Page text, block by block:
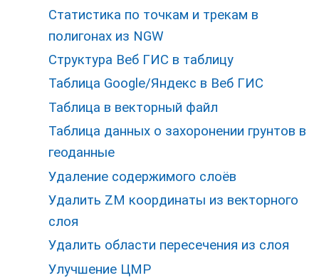
Статистика по точкам и трекам в
полигонах из NGW
Структура Веб ГИС в таблицу
Таблица Google/Яндекс в Веб ГИС
Таблица в векторный файл
Таблица данных о захоронении грунтов в
геоданные
Удаление содержимого слоёв
Удалить ZM координаты из векторного
слоя
Удалить области пересечения из слоя
Улучшение ЦМР